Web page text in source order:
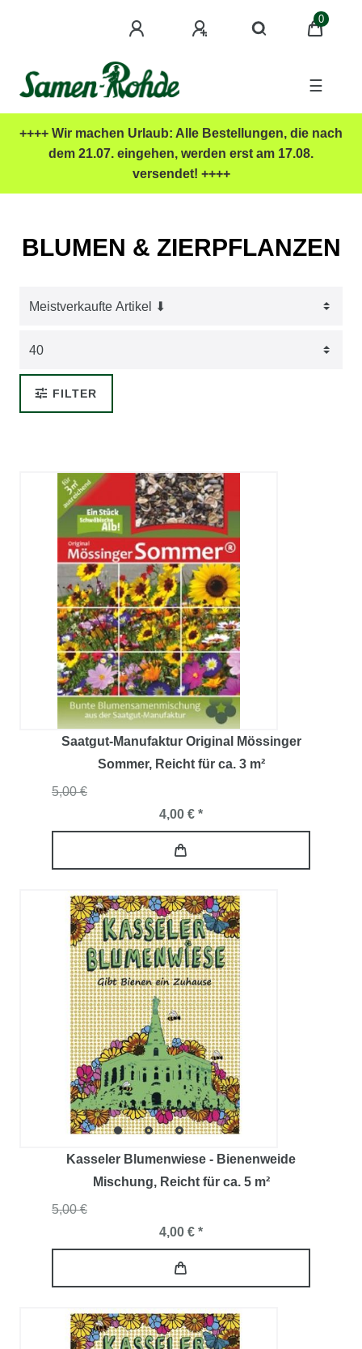
0
☰
++++ Wir machen Urlaub: Alle Bestellungen, die nach
dem 21.07. eingehen, werden erst am 17.08.
versendet! ++++
BLUMEN & ZIERPFLANZEN
FILTER
Saatgut-Manufaktur Original Mössinger
Sommer, Reicht für ca. 3 m²
5,00 €
4,00 € *
Kasseler Blumenwiese - Bienenweide
Mischung, Reicht für ca. 5 m²
5,00 €
4,00 € *